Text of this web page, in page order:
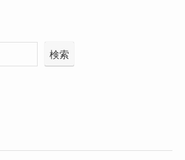
検索